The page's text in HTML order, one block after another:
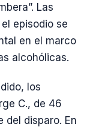
Las
episodio se
en el marco
alcohólicas.
los
C., de 46
del disparo. En